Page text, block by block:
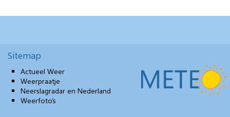
Sitemap
Actueel Weer
Weerpraatje
Neerslagradar en Nederland
Weerfoto’s